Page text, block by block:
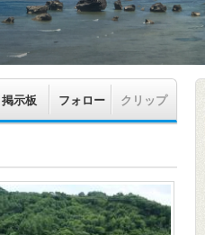
掲示板 フォロー クリップ